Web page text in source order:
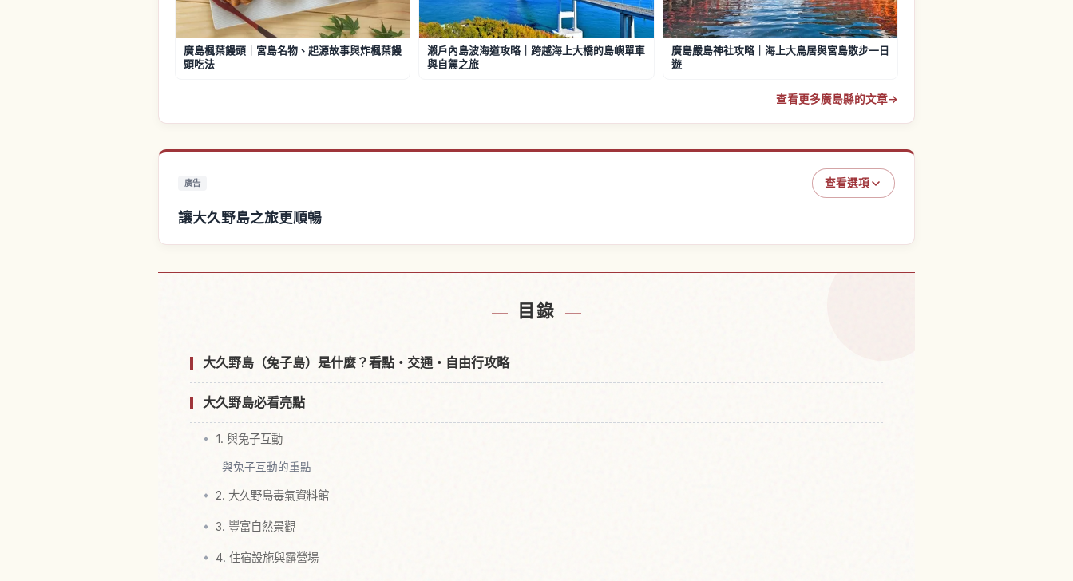
廣島楓葉饅頭｜宮島名物、起源故事與炸楓葉饅
頭吃法
瀨戶內島波海道攻略｜跨越海上大橋的島嶼單車
與自駕之旅
廣島嚴島神社攻略｜海上大鳥居與宮島散步一日
遊
查看更多廣島縣的文章→
廣告 查看選項
讓大久野島之旅更順暢
目錄
大久野島（兔子島）是什麼？看點・交通・自由行攻略
大久野島必看亮點
1. 與兔子互動
與兔子互動的重點
2. 大久野島毒氣資料館
3. 豐富自然景觀
4. 住宿設施與露營場